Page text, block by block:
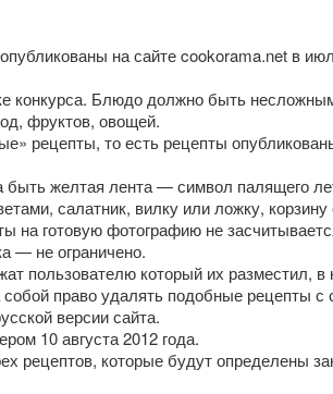
на сайте cookorama.net в
конкурса. Блюдо должно быть
фруктов, овощей.
рецепты, то есть рецепты
желтая лента — символ палящего
салатник, вилку или ложку, корзину
на готовую фотографию не
— не ограничено.
пользователю который их разместил, в
право удалять подобные рецепты с
версии сайта.
10 августа 2012 года.
рецептов, которые будут определены